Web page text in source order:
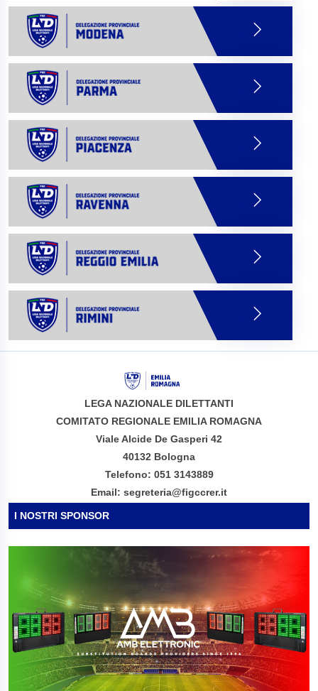
LEGA NAZIONALE DILETTANTI
COMITATO REGIONALE EMILIA ROMAGNA
Viale Alcide De Gasperi 42
40132 Bologna
Telefono: 051 3143889
Email: segreteria@figccrer.it
I NOSTRI SPONSOR